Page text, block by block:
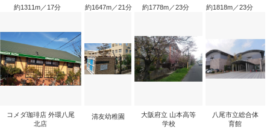
約1311m／17分
約1647m／21分
約1778m／23分
約1818m／23分
コメダ珈琲店 外環八尾
北店
清友幼稚園
大阪府立 山本高等
学校
八尾市立総合体
育館
来店予約 LINEからお問い合わせ